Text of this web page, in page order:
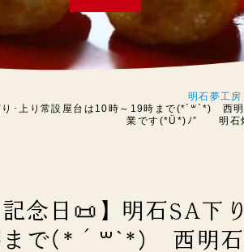
明石夢工
り･上り常設屋台は10時～19時まで(*´꒳`*) 西
業です(*Ü*)ﾉ” 明石焼
念日📜】明石SA下
まで(*´꒳`*) 西明石